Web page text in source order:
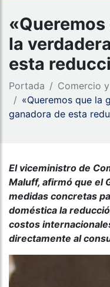
la
esta
Portada
Comercio
«Queremos que la
ganadora de esta
El viceministro de
Maluff, afirmó que el
medidas concretas
doméstica la
costos
directamente al